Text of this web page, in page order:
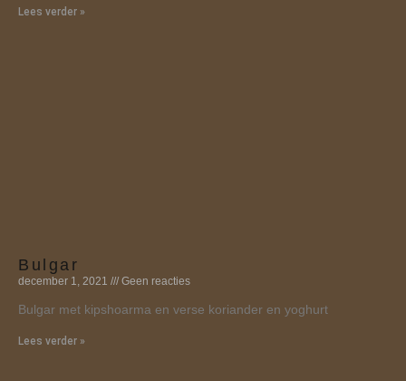
Lees verder »
Bulgar
december 1, 2021 Geen reacties
Bulgar met kipshoarma en verse koriander en yoghurt
Lees verder »